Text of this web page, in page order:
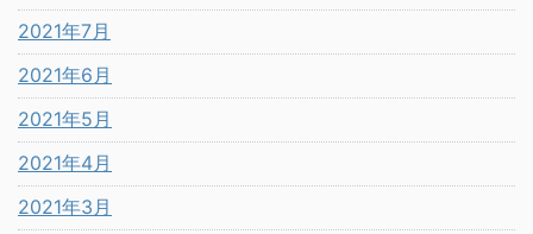
2021年7月
2021年6月
2021年5月
2021年4月
2021年3月